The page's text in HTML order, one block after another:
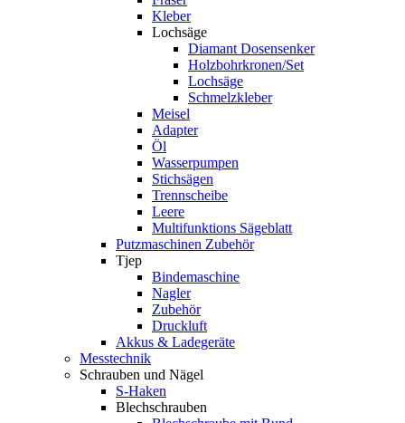
Kleber
Lochsäge
Diamant Dosensenker
Holzbohrkronen/Set
Lochsäge
Schmelzkleber
Meisel
Adapter
Öl
Wasserpumpen
Stichsägen
Trennscheibe
Leere
Multifunktions Sägeblatt
Putzmaschinen Zubehör
Tjep
Bindemaschine
Nagler
Zubehör
Druckluft
Akkus & Ladegeräte
Messtechnik
Schrauben und Nägel
S-Haken
Blechschrauben